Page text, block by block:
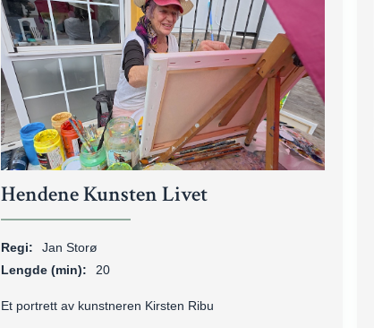
Hendene Kunsten Livet
Regi:
Jan Storø
Lengde (min):
20
Et portrett av kunstneren Kirsten Ribu